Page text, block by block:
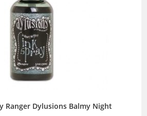
Ranger Dylusions Balmy Night